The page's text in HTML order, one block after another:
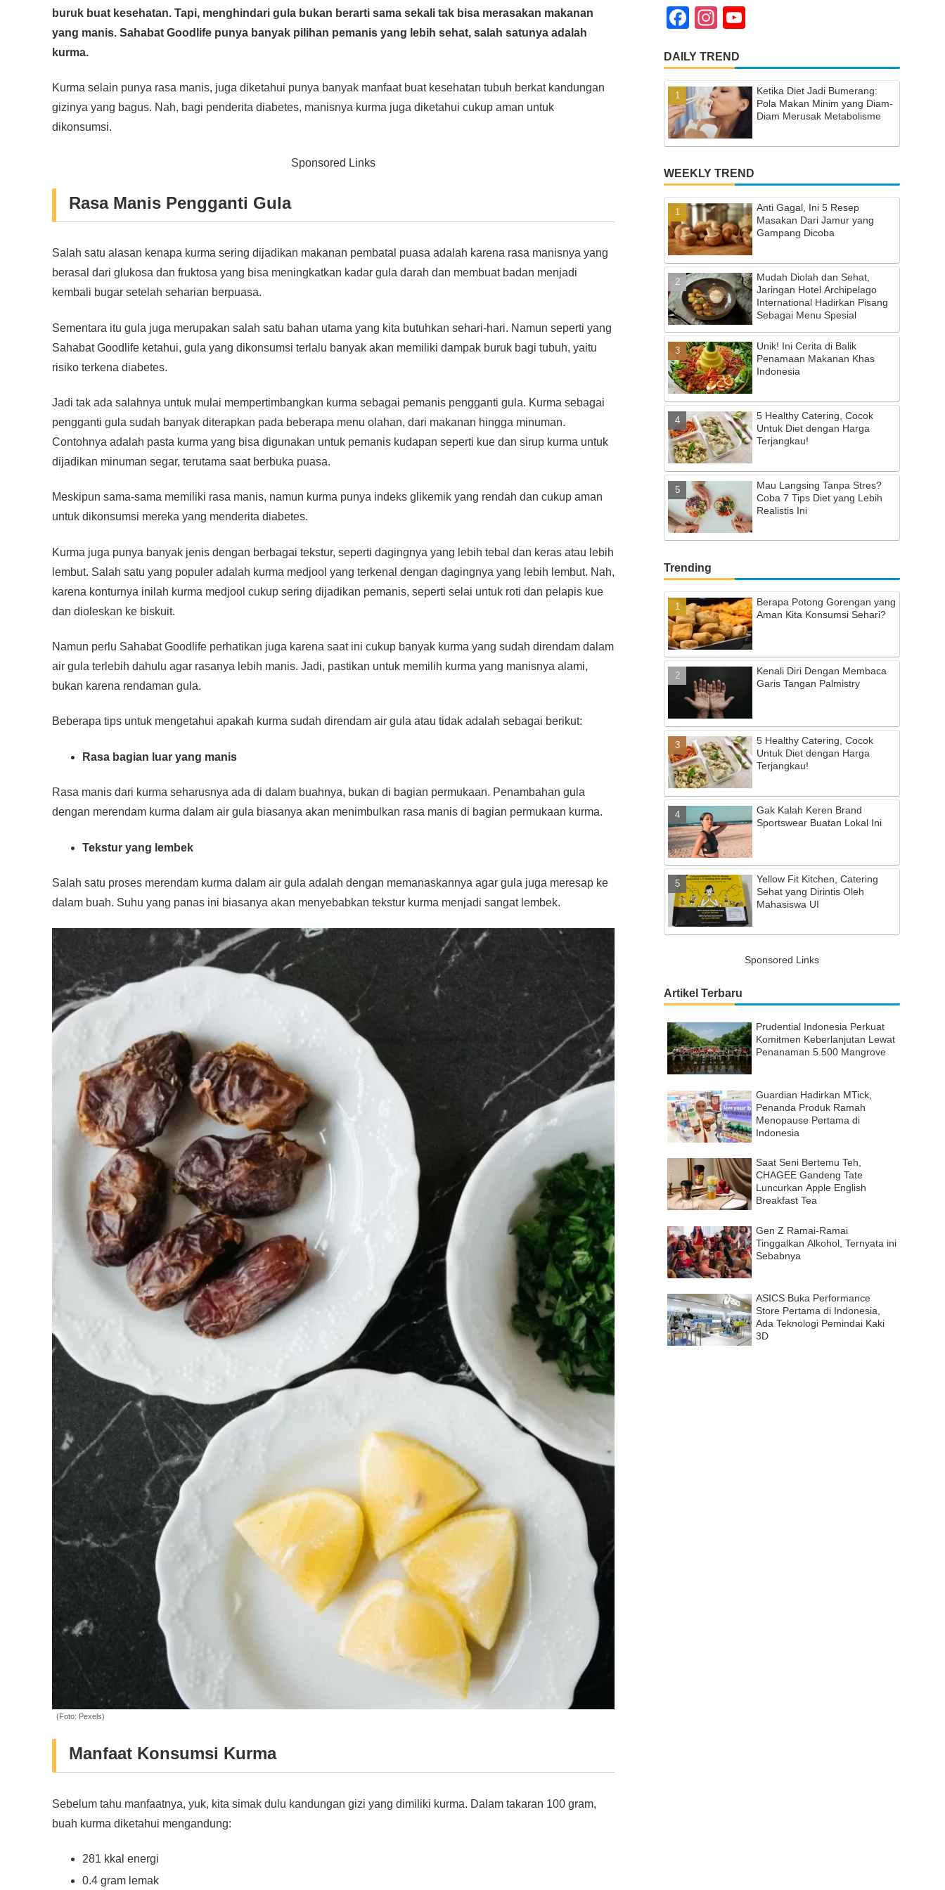
e
b
o
k
er s
p
e
er
y
k
e
buruk buat kesehatan. Tapi, menghindari gula bukan berarti sama sekali tak bisa merasakan makanan
yang manis. Sahabat Goodlife punya banyak pilihan pemanis yang lebih sehat, salah satunya adalah
kurma.
Kurma selain punya rasa manis, juga diketahui punya banyak manfaat buat kesehatan tubuh berkat kandungan
gizinya yang bagus. Nah, bagi penderita diabetes, manisnya kurma juga diketahui cukup aman untuk
dikonsumsi.
Sponsored Links
Rasa Manis Pengganti Gula
Salah satu alasan kenapa kurma sering dijadikan makanan pembatal puasa adalah karena rasa manisnya yang
berasal dari glukosa dan fruktosa yang bisa meningkatkan kadar gula darah dan membuat badan menjadi
kembali bugar setelah seharian berpuasa.
Sementara itu gula juga merupakan salah satu bahan utama yang kita butuhkan sehari-hari. Namun seperti yang
Sahabat Goodlife ketahui, gula yang dikonsumsi terlalu banyak akan memiliki dampak buruk bagi tubuh, yaitu
risiko terkena diabetes.
Jadi tak ada salahnya untuk mulai mempertimbangkan kurma sebagai pemanis pengganti gula. Kurma sebagai
pengganti gula sudah banyak diterapkan pada beberapa menu olahan, dari makanan hingga minuman.
Contohnya adalah pasta kurma yang bisa digunakan untuk pemanis kudapan seperti kue dan sirup kurma untuk
dijadikan minuman segar, terutama saat berbuka puasa.
Meskipun sama-sama memiliki rasa manis, namun kurma punya indeks glikemik yang rendah dan cukup aman
untuk dikonsumsi mereka yang menderita diabetes.
Kurma juga punya banyak jenis dengan berbagai tekstur, seperti dagingnya yang lebih tebal dan keras atau lebih
lembut. Salah satu yang populer adalah kurma medjool yang terkenal dengan dagingnya yang lebih lembut. Nah,
karena konturnya inilah kurma medjool cukup sering dijadikan pemanis, seperti selai untuk roti dan pelapis kue
dan dioleskan ke biskuit.
Namun perlu Sahabat Goodlife perhatikan juga karena saat ini cukup banyak kurma yang sudah direndam dalam
air gula terlebih dahulu agar rasanya lebih manis. Jadi, pastikan untuk memilih kurma yang manisnya alami,
bukan karena rendaman gula.
Beberapa tips untuk mengetahui apakah kurma sudah direndam air gula atau tidak adalah sebagai berikut:
Rasa bagian luar yang manis
Rasa manis dari kurma seharusnya ada di dalam buahnya, bukan di bagian permukaan. Penambahan gula
dengan merendam kurma dalam air gula biasanya akan menimbulkan rasa manis di bagian permukaan kurma.
Tekstur yang lembek
Salah satu proses merendam kurma dalam air gula adalah dengan memanaskannya agar gula juga meresap ke
dalam buah. Suhu yang panas ini biasanya akan menyebabkan tekstur kurma menjadi sangat lembek.
(Foto: Pexels)
Manfaat Konsumsi Kurma
Sebelum tahu manfaatnya, yuk, kita simak dulu kandungan gizi yang dimiliki kurma. Dalam takaran 100 gram,
buah kurma diketahui mengandung:
281 kkal energi
0.4 gram lemak
F
c
e
b
o
o
k
In
a
gr
a
m
u
T
u
e
C
h
a
n
n
el
DAILY TREND
Ketika Diet Jadi Bumerang:
Pola Makan Minim yang Diam-
Diam Merusak Metabolisme
WEEKLY TREND
Anti Gagal, Ini 5 Resep
Masakan Dari Jamur yang
Gampang Dicoba
Mudah Diolah dan Sehat,
Jaringan Hotel Archipelago
International Hadirkan Pisang
Sebagai Menu Spesial
Unik! Ini Cerita di Balik
Penamaan Makanan Khas
Indonesia
5 Healthy Catering, Cocok
Untuk Diet dengan Harga
Terjangkau!
Mau Langsing Tanpa Stres?
Coba 7 Tips Diet yang Lebih
Realistis Ini
Trending
Berapa Potong Gorengan yang
Aman Kita Konsumsi Sehari?
Kenali Diri Dengan Membaca
Garis Tangan Palmistry
5 Healthy Catering, Cocok
Untuk Diet dengan Harga
Terjangkau!
Gak Kalah Keren Brand
Sportswear Buatan Lokal Ini
Yellow Fit Kitchen, Catering
Sehat yang Dirintis Oleh
Mahasiswa UI
Sponsored Links
Artikel Terbaru
Prudential Indonesia Perkuat
Komitmen Keberlanjutan Lewat
Penanaman 5.500 Mangrove
Guardian Hadirkan MTick,
Penanda Produk Ramah
Menopause Pertama di
Indonesia
Saat Seni Bertemu Teh,
CHAGEE Gandeng Tate
Luncurkan Apple English
Breakfast Tea
Gen Z Ramai-Ramai
Tinggalkan Alkohol, Ternyata ini
Sebabnya
ASICS Buka Performance
Store Pertama di Indonesia,
Ada Teknologi Pemindai Kaki
3D